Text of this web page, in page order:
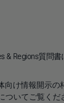
& Regions質問
向け情報開示の
ついてご覧くだ